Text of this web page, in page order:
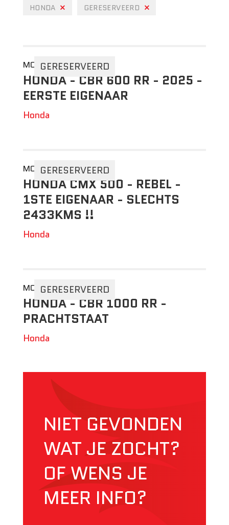
HONDA GERESERVEERD
GERESERVEERD
MOTO 2DEHANDS
HONDA - CBR 600 RR - 2025 -
EERSTE EIGENAAR
Honda
GERESERVEERD
MOTO 2DEHANDS
HONDA CMX 500 - REBEL -
1STE EIGENAAR - SLECHTS
2433KMS !!
Honda
GERESERVEERD
MOTO 2DEHANDS
HONDA - CBR 1000 RR -
PRACHTSTAAT
Honda
NIET GEVONDEN
WAT JE ZOCHT?
OF WENS JE
MEER INFO?